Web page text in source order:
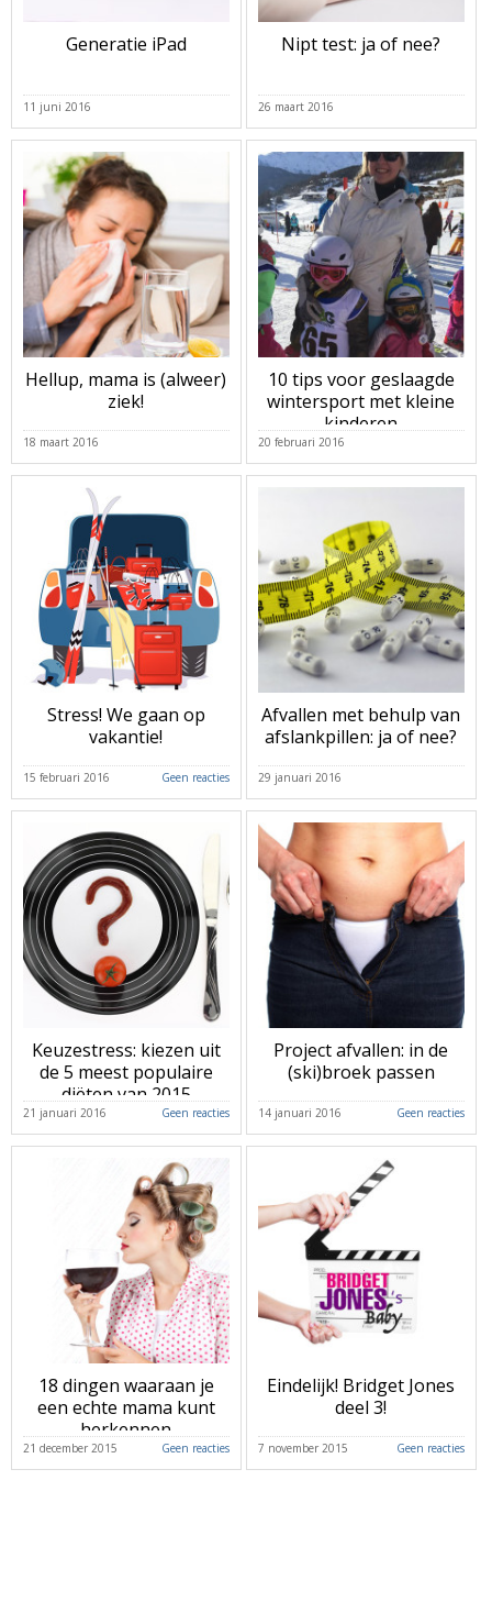
Generatie iPad
11 juni 2016
Nipt test: ja of nee?
26 maart 2016
Hellup, mama is (alweer)
ziek!
18 maart 2016
10 tips voor geslaagde
wintersport met kleine
kinderen
20 februari 2016
Stress! We gaan op
vakantie!
15 februari 2016 Geen reacties
Afvallen met behulp van
afslankpillen: ja of nee?
29 januari 2016
Keuzestress: kiezen uit
de 5 meest populaire
diëten van 2015
#afvallen
21 januari 2016 Geen reacties
Project afvallen: in de
(ski)broek passen
14 januari 2016 Geen reacties
18 dingen waaraan je
een echte mama kunt
herkennen
21 december 2015 Geen reacties
Eindelijk! Bridget Jones
deel 3!
7 november 2015 Geen reacties